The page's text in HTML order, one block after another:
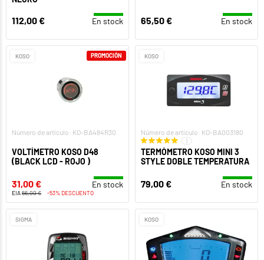
112,00 € En stock 65,50 € En stock
KOSO
Número de artículo: KO-BA484R30
VOLTÍMETRO KOSO D48
(BLACK LCD - ROJO )
31,00 € En stock
EIA66,00 € -53% DESCUENTO
PROMOCIÓN KOSO
Número de artículo: KO-BA003180
1
TERMÓMETRO KOSO MINI 3
STYLE DOBLE TEMPERATURA
79,00 € En stock
SIGMA KOSO